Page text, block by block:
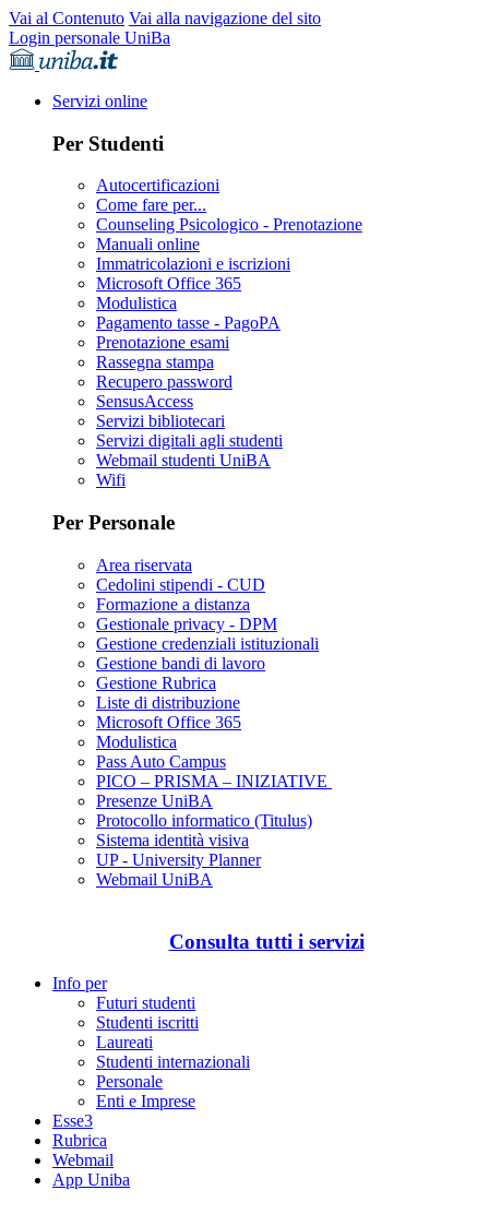
Vai al Contenuto Vai alla navigazione del sito
Login personale UniBa
Servizi online
Per Studenti
Autocertificazioni
Come fare per...
Counseling Psicologico - Prenotazione
Manuali online
Immatricolazioni e iscrizioni
Microsoft Office 365
Modulistica
Pagamento tasse - PagoPA
Prenotazione esami
Rassegna stampa
Recupero password
SensusAccess
Servizi bibliotecari
Servizi digitali agli studenti
Webmail studenti UniBA
Wifi
Per Personale
Area riservata
Cedolini stipendi - CUD
Formazione a distanza
Gestionale privacy - DPM
Gestione credenziali istituzionali
Gestione bandi di lavoro
Gestione Rubrica
Liste di distribuzione
Microsoft Office 365
Modulistica
Pass Auto Campus
PICO – PRISMA – INIZIATIVE
Presenze UniBA
Protocollo informatico (Titulus)
Sistema identità visiva
UP - University Planner
Webmail UniBA
Consulta tutti i servizi
Info per
Futuri studenti
Studenti iscritti
Laureati
Studenti internazionali
Personale
Enti e Imprese
Esse3
Rubrica
Webmail
App Uniba